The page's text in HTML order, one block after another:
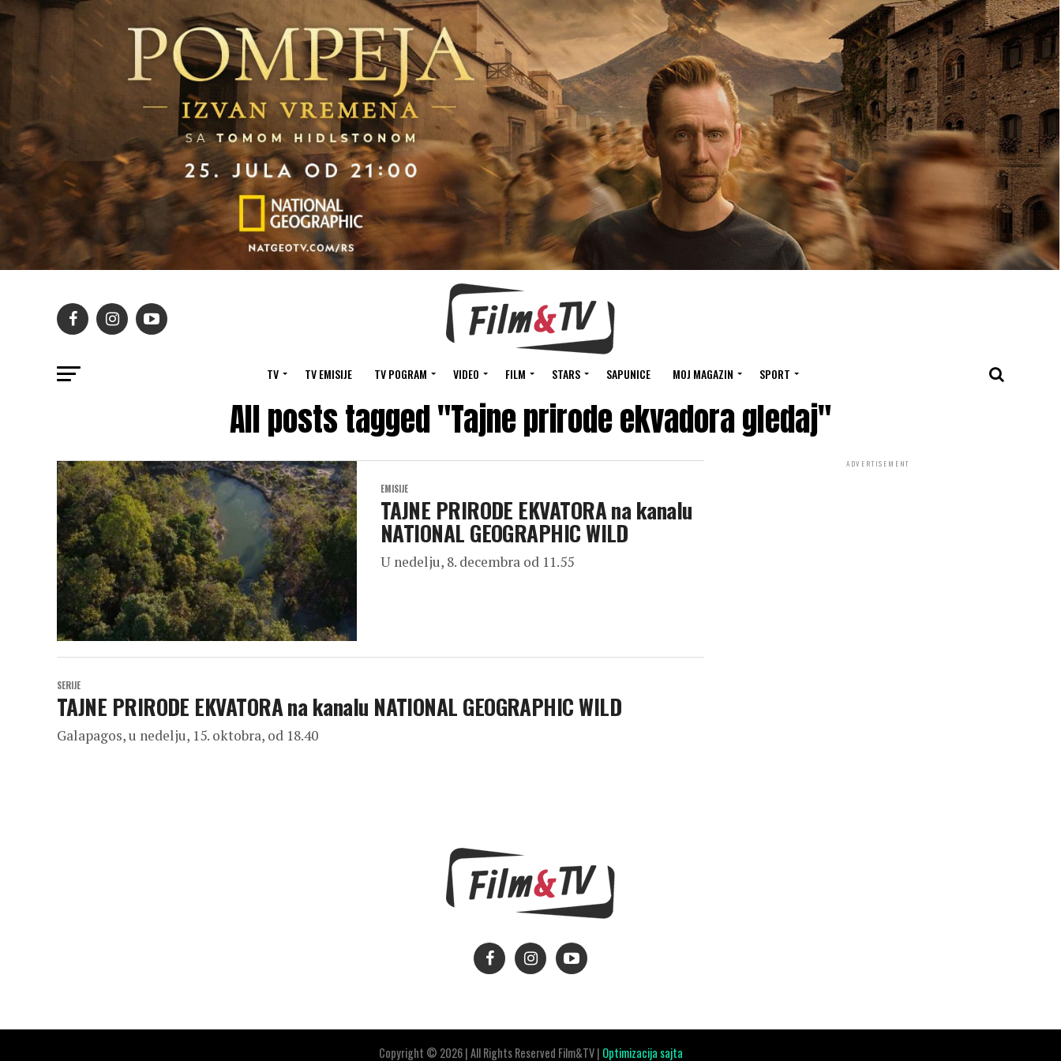
TV TV EMISIJE TV POGRAM VIDEO FILM STARS SAPUNICE MOJ MAGAZIN SPORT
All posts tagged "Tajne prirode ekvadora gledaj"
EMISIJE
TAJNE PRIRODE EKVATORA na kanalu
NATIONAL GEOGRAPHIC WILD
U nedelju, 8. decembra od 11.55
SERIJE
TAJNE PRIRODE EKVATORA na kanalu NATIONAL GEOGRAPHIC WILD
Galapagos, u nedelju, 15. oktobra, od 18.40
ADVERTISEMENT
Copyright © 2026 | All Rights Reserved Film&TV | Optimizacija sajta